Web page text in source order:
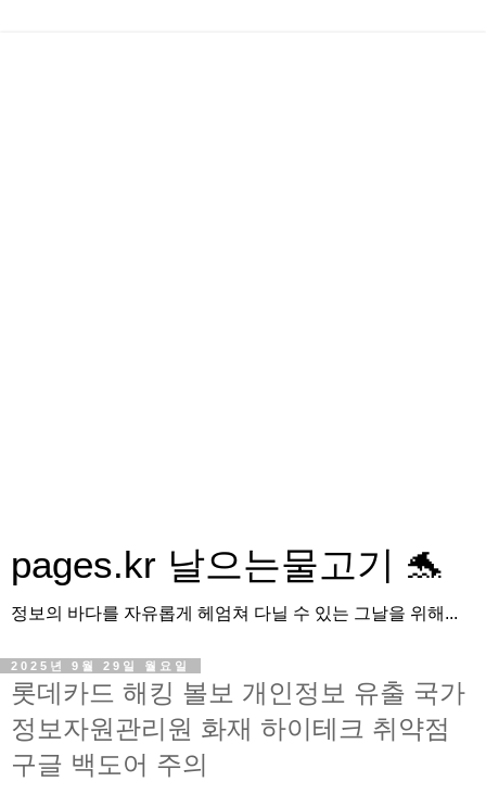
pages.kr 날으는물고기 🐬
정보의 바다를 자유롭게 헤엄쳐 다닐 수 있는 그날을 위해...
2025년 9월 29일 월요일
롯데카드 해킹 볼보 개인정보 유출 국가
정보자원관리원 화재 하이테크 취약점
구글 백도어 주의